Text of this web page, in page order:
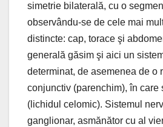
simetrie bilaterală, cu o
observându-se de cele mai
distincte: cap, torace şi
generală găsim şi aici un
determinat, de asemenea de o
conjunctiv (parenchim), în care
(lichidul celomic). Sistemul
ganglionar, asmănător cu al